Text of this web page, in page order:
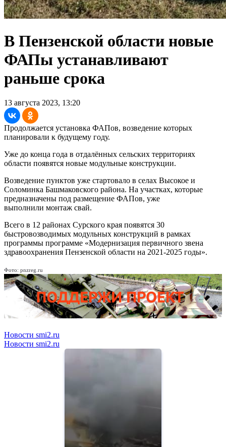
В Пензенской области новые
ФАПы устанавливают
раньше срока
13 августа 2023, 13:20
Продолжается установка ФАПов, возведение которых
планировали к будущему году.
Уже до конца года в отдалённых сельских территориях
области появятся новые модульные конструкции.
Возведение пунктов уже стартовало в селах Высокое и
Соломинка Башмаковского района. На участках, которые
предназначены под размещение ФАПов, уже
выполнили монтаж свай.
Всего в 12 районах Сурского края появятся 30
быстровозводимых модульных конструкций в рамках
программы программе «Модернизация первичного звена
здравоохранения Пензенской области на 2021-2025 годы».
Фото: pnzreg.ru
Новости smi2.ru
Новости smi2.ru